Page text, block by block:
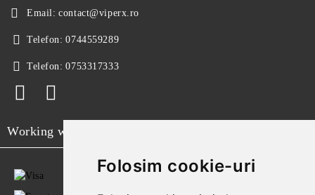
Folosim cookie-uri
Email: contact@viperx.ro
Telefon: 0744559289
Telefon: 0753317333
Working with